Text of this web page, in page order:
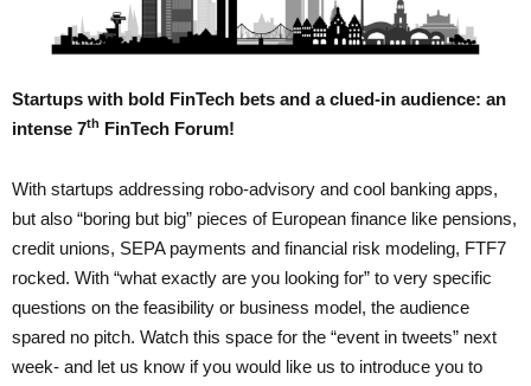
Startups with bold FinTech bets and a clued-in audience: an
intense 7th FinTech Forum!
With startups addressing robo-advisory and cool banking apps,
but also “boring but big” pieces of European finance like pensions,
credit unions, SEPA payments and financial risk modeling, FTF7
rocked. With “what exactly are you looking for” to very specific
questions on the feasibility or business model, the audience
spared no pitch. Watch this space for the “event in tweets” next
week- and let us know if you would like us to introduce you to